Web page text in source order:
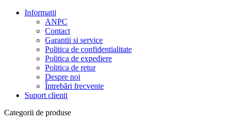
Informatii
ANPC
Contact
Garantii si service
Politica de confidentialitate
Politica de expediere
Politica de retur
Despre noi
Întrebări frecvente
Suport clienti
Categorii de produse